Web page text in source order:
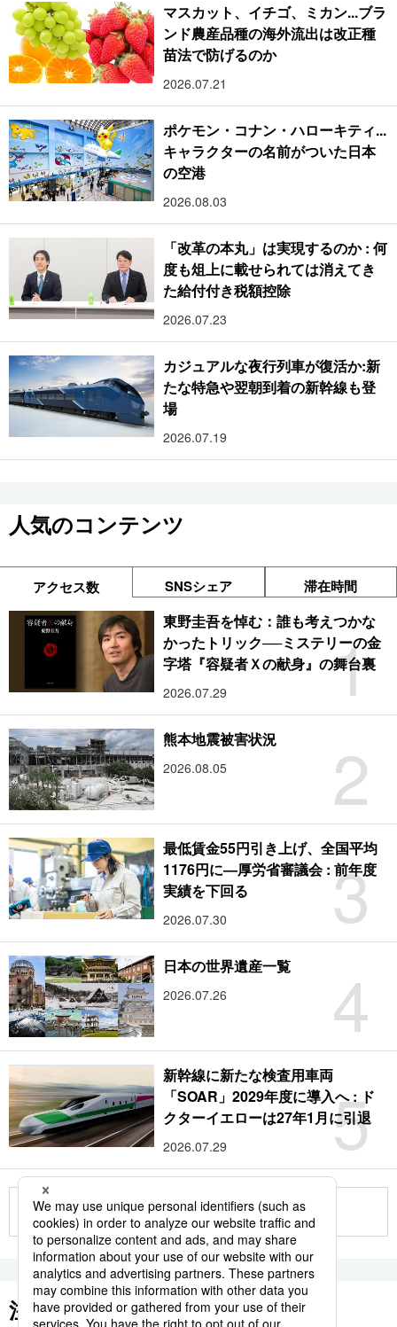
マスカット、イチゴ、ミカン...ブラ
ンド農産品種の海外流出は改正種
苗法で防げるのか
2026.07.21
ポケモン・コナン・ハローキティ...
キャラクターの名前がついた日本
の空港
2026.08.03
「改革の本丸」は実現するのか : 何
度も俎上に載せられては消えてき
た給付付き税額控除
2026.07.23
カジュアルな夜行列車が復活か:新
たな特急や翌朝到着の新幹線も登
場
2026.07.19
人気のコンテンツ
アクセス数 SNSシェア 滞在時間
1
東野圭吾を悼む：誰も考えつかな
かったトリック──ミステリーの金
字塔『容疑者Ｘの献身』の舞台裏
2026.07.29
2
熊本地震被害状況
2026.08.05
3
最低賃金55円引き上げ、全国平均
1176円に―厚労省審議会 : 前年度
実績を下回る
2026.07.30
4
日本の世界遺産一覧
2026.07.26
5
新幹線に新たな検査用車両
「SOAR」2029年度に導入へ : ド
クターイエローは27年1月に引退
2026.07.29
もっと見る
注目のキーワード